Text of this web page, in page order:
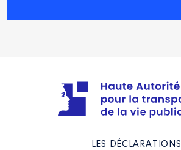
LES DÉCLARATIONS